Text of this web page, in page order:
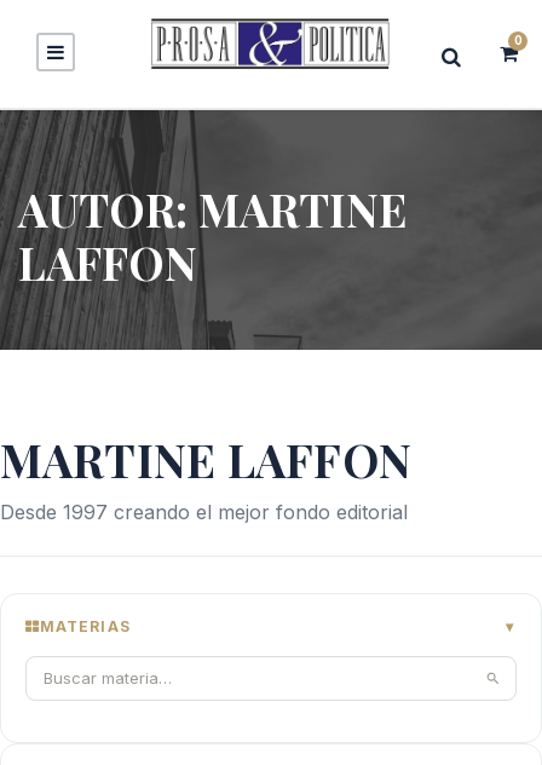
0
AUTOR:MARTINE
LAFFON
MARTINE LAFFON
Desde 1997 creando el mejor fondo editorial
MATERIAS